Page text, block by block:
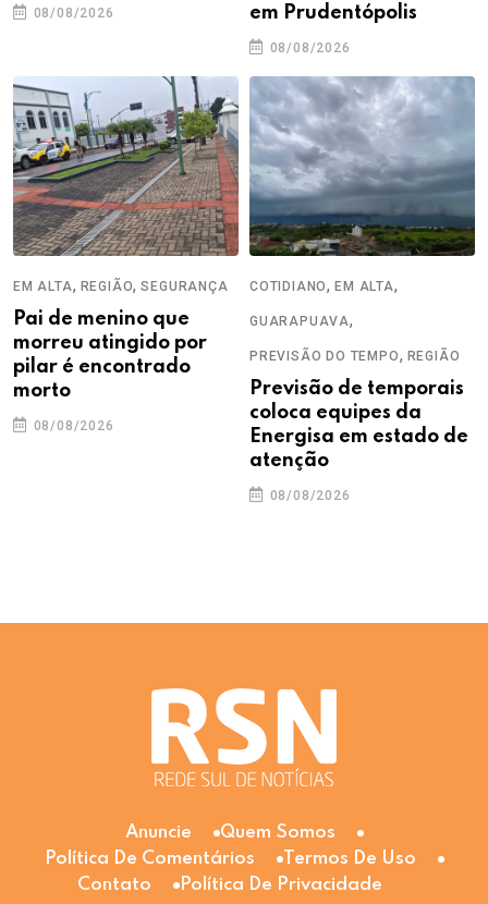
08/08/2026
em Prudentópolis
08/08/2026
EM ALTA, REGIÃO,SEGURANÇA
Pai de menino que
morreu atingido por
pilar é encontrado
morto
08/08/2026
COTIDIANO,EM ALTA,
GUARAPUAVA,
PREVISÃO DO TEMPO, REGIÃO
Previsão de temporais
coloca equipes da
Energisa em estado de
atenção
08/08/2026
Anuncie
Quem Somos
Política De Comentários
Termos De Uso
Contato
Política De Privacidade